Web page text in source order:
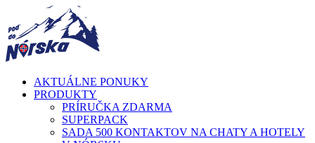
AKTUÁLNE PONUKY
PRODUKTY
PRÍRUČKA ZDARMA
SUPERPACK
SADA 500 KONTAKTOV NA CHATY A HOTELY